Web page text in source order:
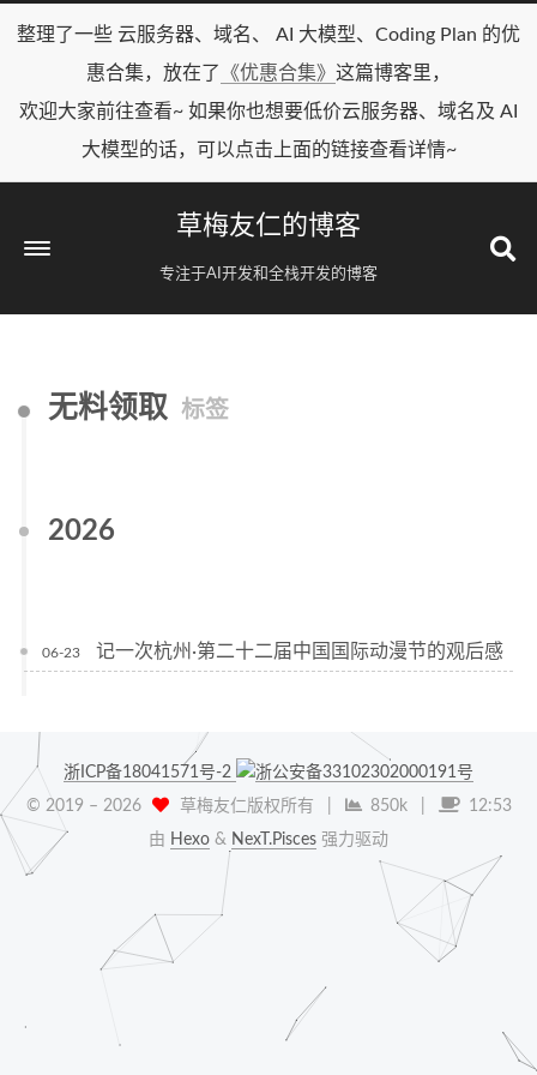
整理了一些 云服务器、域名、 AI 大模型、Coding Plan 的优
惠合集，放在了
《优惠合集》 这篇博客里，
欢迎大家前往查看~ 如果你也想要低价云服务器、域名及 AI
大模型的话，可以点击上面的链接查看详情~
草梅友仁的博客
专注于AI开发和全栈开发的博客
无料领取 标签
2026
06-23 记一次杭州·第二十二届中国国际动漫节的观后感
浙ICP备18041571号-2
浙公安备33102302000191号
© 2019 – 2026 草梅友仁版权所有 850k
12:53
由 Hexo & NexT.Pisces 强力驱动